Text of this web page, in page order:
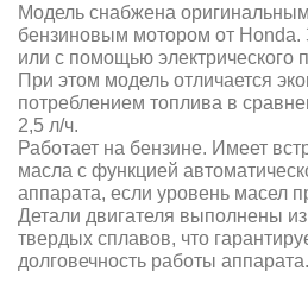
Модель снабжена
бензиновым мотором от Honda.
или с помощью электрического
При этом модель отличается
потреблением топлива в
2,5 л/ч.
Работает на бензине. Имеет
масла с функцией
аппарата, если уровень масел
Детали двигателя выполнены
твердых сплавов, что
долговечность работы аппарата.